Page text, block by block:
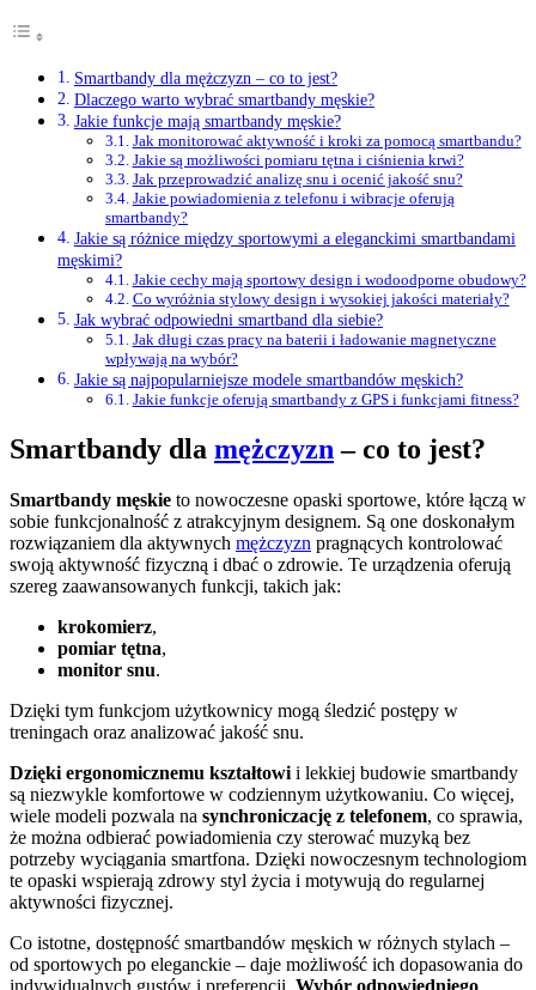
Smartbandy dla mężczyzn – co to jest?
Dlaczego warto wybrać smartbandy męskie?
Jakie funkcje mają smartbandy męskie?
Jak monitorować aktywność i kroki za pomocą smartbandu?
Jakie są możliwości pomiaru tętna i ciśnienia krwi?
Jak przeprowadzić analizę snu i ocenić jakość snu?
Jakie powiadomienia z telefonu i wibracje oferują
smartbandy?
Jakie są różnice między sportowymi a eleganckimi smartbandami
męskimi?
Jakie cechy mają sportowy design i wodoodporne obudowy?
Co wyróżnia stylowy design i wysokiej jakości materiały?
Jak wybrać odpowiedni smartband dla siebie?
Jak długi czas pracy na baterii i ładowanie magnetyczne
wpływają na wybór?
Jakie są najpopularniejsze modele smartbandów męskich?
Jakie funkcje oferują smartbandy z GPS i funkcjami fitness?
Smartbandy dla mężczyzn – co to jest?
Smartbandy męskie to nowoczesne opaski sportowe, które łączą w
sobie funkcjonalność z atrakcyjnym designem. Są one doskonałym
rozwiązaniem dla aktywnych mężczyzn pragnących kontrolować
swoją aktywność fizyczną i dbać o zdrowie. Te urządzenia oferują
szereg zaawansowanych funkcji, takich jak:
krokomierz,
pomiar tętna,
monitor snu.
Dzięki tym funkcjom użytkownicy mogą śledzić postępy w
treningach oraz analizować jakość snu.
Dzięki ergonomicznemu kształtowi i lekkiej budowie smartbandy
są niezwykle komfortowe w codziennym użytkowaniu. Co więcej,
wiele modeli pozwala na synchroniczację z telefonem, co sprawia,
że można odbierać powiadomienia czy sterować muzyką bez
potrzeby wyciągania smartfona. Dzięki nowoczesnym technologiom
te opaski wspierają zdrowy styl życia i motywują do regularnej
aktywności fizycznej.
Co istotne, dostępność smartbandów męskich w różnych stylach –
od sportowych po eleganckie – daje możliwość ich dopasowania do
indywidualnych gustów i preferencji. Wybór odpowiedniego